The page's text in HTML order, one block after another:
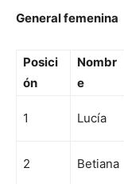
General femenina
Posici
ón
Nombr
e
1 Lucía
2 Betiana